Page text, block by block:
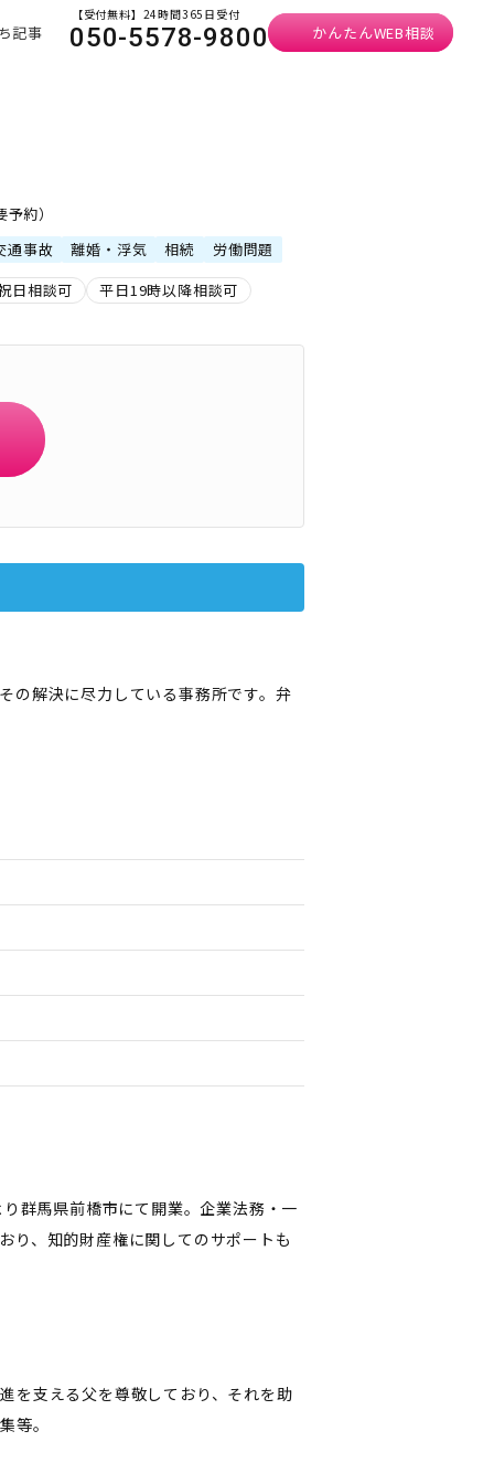
記事
【受付無料】24時間365日受付
050-5578-9800 かんたんWEB相談
約）
通事故
離婚・浮気 相続
労働問題
日相談可
平日19時以降相談可
の解決に尽力している事務所です。弁
群馬県前橋市にて開業。企業法務・一
り、知的財産権に関してのサポートも
を支える父を尊敬しており、それを助
等。